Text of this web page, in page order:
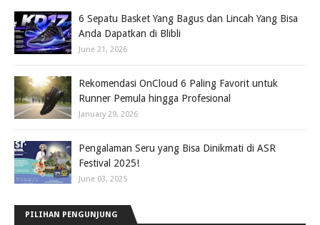
6 Sepatu Basket Yang Bagus dan Lincah Yang Bisa
Anda Dapatkan di Blibli
June 21, 2026
Rekomendasi OnCloud 6 Paling Favorit untuk
Runner Pemula hingga Profesional
January 29, 2026
Pengalaman Seru yang Bisa Dinikmati di ASR
Festival 2025!
June 03, 2025
PILIHAN PENGUNJUNG